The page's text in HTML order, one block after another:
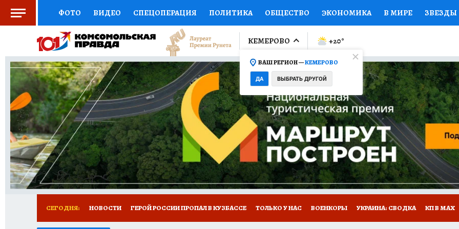
ФОТО ВИДЕО СПЕЦОПЕРАЦИЯ ПОЛИТИКА ОБЩЕСТВО ЭКОНОМИКА В МИРЕ ЗВЕЗДЫ
СОЦПОДДЕРЖКА НАУКА СПОРТ КОЛУМНИСТЫ ПРОИСШЕСТВИЯ
ВЫБОР ЭКСПЕРТОВ ДОКТОР ФИНАНСЫ ОТКРЫВАЕМ МИР Я ЗНАЮ СЕМЬЯ ЖЕНСКИЕ
КНИЖНАЯ ПОЛКА ПРОГНОЗЫ НА СПОРТ ПРОМОКОДЫ СЕРИАЛЫ СПЕЦПРОЕКТЫ
ПРЕСС-ЦЕНТР НЕДВИЖИМОСТЬ ТЕЛЕВИЗОР КОНКУРСЫ РАБОТА У НАС ГИД ПОТРЕБИТЕЛЯ
РЕКЛАМА ТЕСТЫ НОВОЕ НА САЙТЕ
КЕМЕРОВО
ВАШ РЕГИОН —КЕМЕРОВО
ДА ВЫБРАТЬ ДРУГОЙ
+20°
СЕГОДНЯ: НОВОСТИ ГЕРОЙ РОССИИ ПРОПАЛ В КУЗБАССЕ ТОЛЬКО У НАС ВОЕНКОРЫ УКРАИНА: СВОДКА КП В МАХ